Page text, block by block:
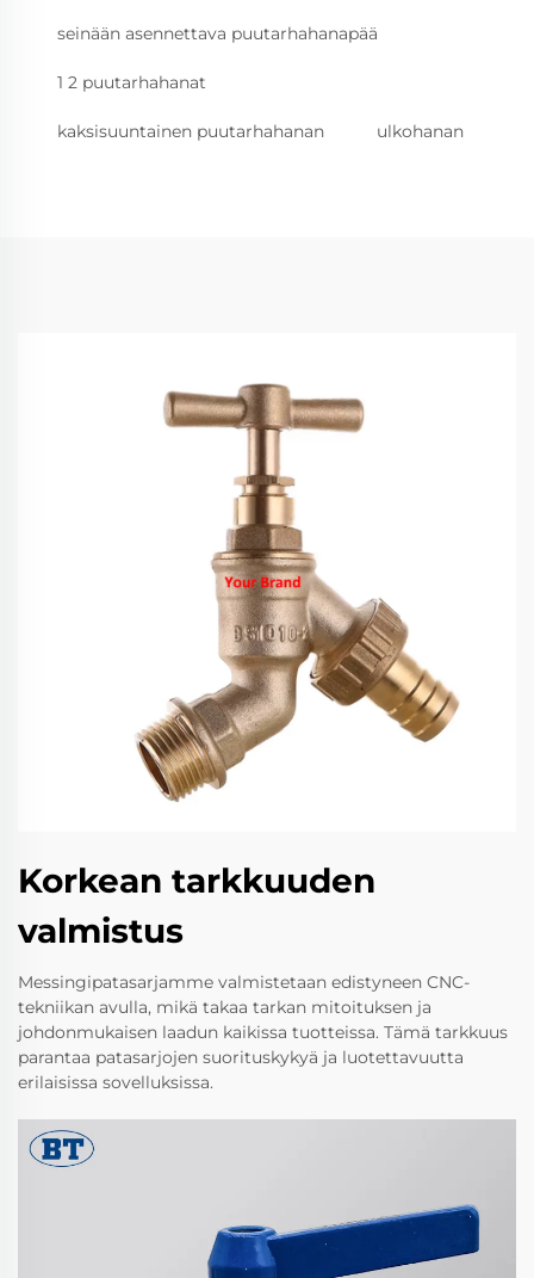
seinään asennettava puutarhahanapää
1 2 puutarhahanat
kaksisuuntainen puutarhahanan ulkohanan
Korkean tarkkuuden
valmistus
Messingipatasarjamme valmistetaan edistyneen CNC-
tekniikan avulla, mikä takaa tarkan mitoituksen ja
johdonmukaisen laadun kaikissa tuotteissa. Tämä tarkkuus
parantaa patasarjojen suorituskykyä ja luotettavuutta
erilaisissa sovelluksissa.